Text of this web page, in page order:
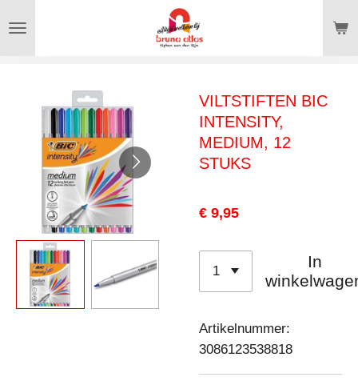
direct
hoofdinhoud
VILTSTIFTEN BIC
INTENSITY,
MEDIUM, 12
STUKS
€ 9,95
In
Artikelnummer:
3086123538818